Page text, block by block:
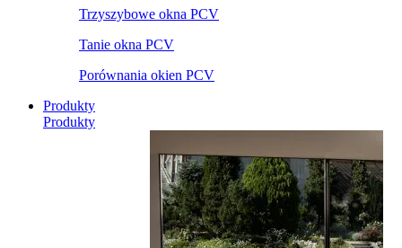
Trzyszybowe okna PCV
Tanie okna PCV
Porównania okien PCV
Produkty
Produkty